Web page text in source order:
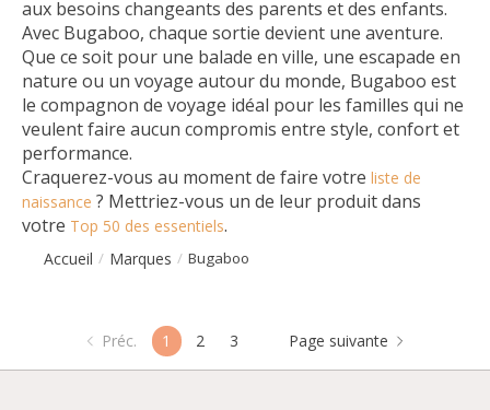
aux besoins changeants des parents et des enfants.
Avec Bugaboo, chaque sortie devient une aventure.
Que ce soit pour une balade en ville, une escapade en
nature ou un voyage autour du monde, Bugaboo est
le compagnon de voyage idéal pour les familles qui ne
veulent faire aucun compromis entre style, confort et
performance.
Craquerez-vous au moment de faire votre liste de
naissance ? Mettriez-vous un de leur produit dans
votre Top 50 des essentiels.
Accueil / Marques / Bugaboo
Préc. 1 2 3 Page suivante